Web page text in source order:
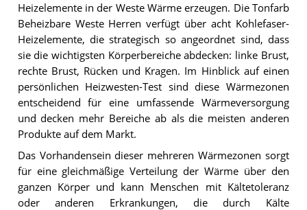
Heizelemente in der Weste Wärme erzeugen. Die Tonfarb
Beheizbare Weste Herren verfügt über acht Kohlefaser-
Heizelemente, die strategisch so angeordnet sind, dass
sie die wichtigsten Körperbereiche abdecken: linke Brust,
rechte Brust, Rücken und Kragen. Im Hinblick auf einen
persönlichen Heizwesten-Test sind diese Wärmezonen
entscheidend für eine umfassende Wärmeversorgung
und decken mehr Bereiche ab als die meisten anderen
Produkte auf dem Markt.
Das Vorhandensein dieser mehreren Wärmezonen sorgt
für eine gleichmäßige Verteilung der Wärme über den
ganzen Körper und kann Menschen mit Kältetoleranz
oder anderen Erkrankungen, die durch Kälte